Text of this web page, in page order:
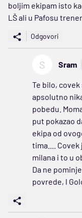
boljim ekipam isto
LŠ ali u Pafosu
Odgovori
S Sram
Te bilo,
apsolutno
pobedu.
put pokazao
ekipa od
tima....
milana i to u
Da ne
povrede, l